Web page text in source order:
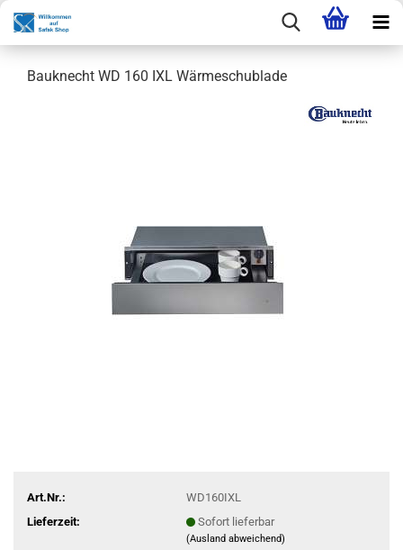
Bauknecht WD 160 IXL Wärmeschublade
Art.Nr.:
WD160IXL
Lieferzeit:
Sofort lieferbar
(Ausland abweichend)